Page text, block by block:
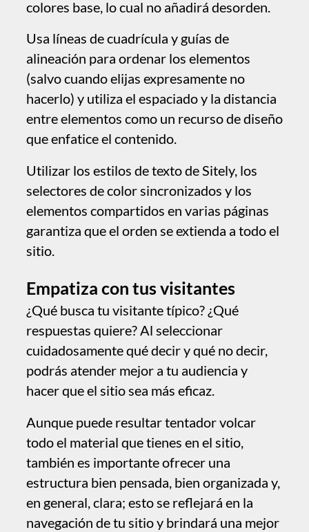
todo el material que tienes en el sitio,
estructura bien pensada, bien organizada y,
navegación de tu sitio y brindará una mejor
experiencia.
Por lo general, querrás limitar la cantidad
de texto de lectura obligatoria, reescribir
directos, y evitar el uso de fotografías de
funcionar para establecer un tono).
Garantiza nitidez y legibilidad
Usa siempre imágenes con suficiente
resolución; aunque tu pantalla no sea
retina, es probable que quienes visiten tu
sitio tengan una pantalla de alta densidad
contrario, verán una imagen de baja
Sitely, junto a las imágenes, ayuda con esto.
En la misma línea, asegúrate de que el color
del texto tenga suficiente contraste con el
fondo. Aunque existen pautas oficiales de
obligado a cumplir, igualmente quieres
Inspiración
Nos apoyamos en hombros de gigantes; es
natural y saludable inspirarse en algo que
has visto en la web, imitar el trabajo de
quien admiras. Sin embargo, ten en cuenta
que muchos de los sitios que ves por la red
están muy limitados por la herramienta o la